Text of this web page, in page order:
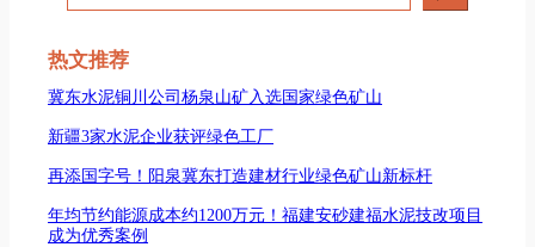
索
热文推荐
冀东水泥铜川公司杨泉山矿入选国家绿色矿山
新疆3家水泥企业获评绿色工厂
再添国字号！阳泉冀东打造建材行业绿色矿山新标杆
年均节约能源成本约1200万元！福建安砂建福水泥技改项目
成为优秀案例